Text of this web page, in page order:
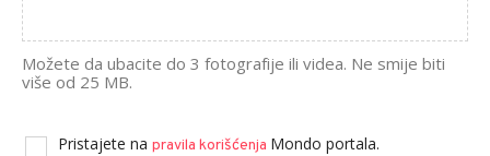
Možete da ubacite do 3 fotografije ili videa. Ne smije biti
više od 25 MB.
Pristajete na pravila korišćenja Mondo portala.